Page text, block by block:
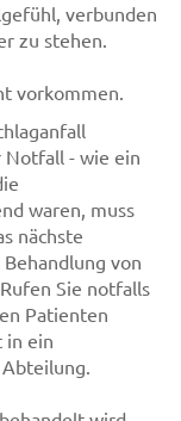
verbunden
zu stehen.
vorkommen.
Notfall - wie ein
waren, muss
nächste
von
Sie notfalls
Patienten
in ein